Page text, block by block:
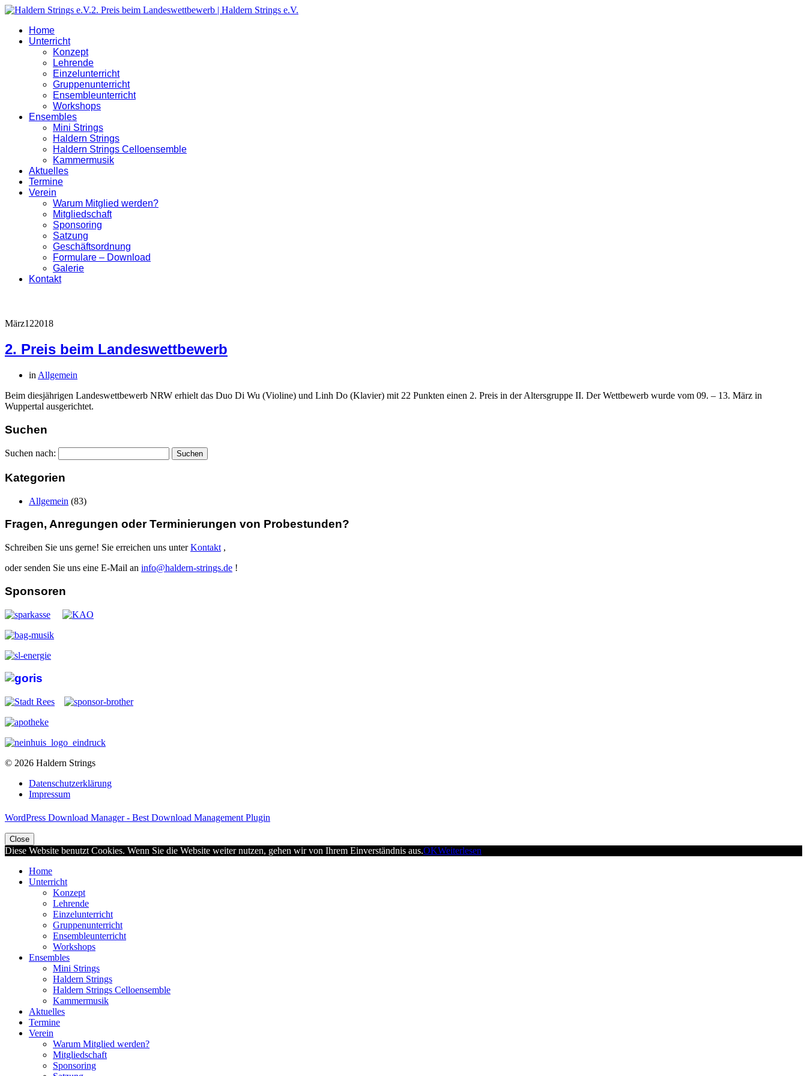
Home
Unterricht
Konzept
Lehrende
Einzelunterricht
Gruppenunterricht
Ensembleunterricht
Workshops
Ensembles
Mini Strings
Haldern Strings
Haldern Strings Celloensemble
Kammermusik
Aktuelles
Termine
Verein
Warum Mitglied werden?
Mitgliedschaft
Sponsoring
Satzung
Geschäftsordnung
Formulare – Download
Galerie
Kontakt
März122018
2. Preis beim Landeswettbewerb
in Allgemein
Beim diesjährigen Landeswettbewerb NRW erhielt das Duo Di Wu (Violine) und Linh Do (Klavier) mit 22 Punkten einen 2. Preis in der Altersgruppe II. Der Wettbewerb wurde vom 09. – 13. März in
Wuppertal ausgerichtet.
Suchen
Suchen nach:
Kategorien
Allgemein (83)
Fragen, Anregungen oder Terminierungen von Probestunden?
Schreiben Sie uns gerne! Sie erreichen uns unterKontakt ,
oder senden Sie uns eine E-Mail an info@haldern-strings.de !
Sponsoren
© 2026 Haldern Strings
Datenschutzerklärung
Impressum
WordPress Download Manager - Best Download Management Plugin
Close
Diese Website benutzt Cookies. Wenn Sie die Website weiter nutzen, gehen wir von Ihrem Einverständnis aus.OKWeiterlesen
Home
Unterricht
Konzept
Lehrende
Einzelunterricht
Gruppenunterricht
Ensembleunterricht
Workshops
Ensembles
Mini Strings
Haldern Strings
Haldern Strings Celloensemble
Kammermusik
Aktuelles
Termine
Verein
Warum Mitglied werden?
Mitgliedschaft
Sponsoring